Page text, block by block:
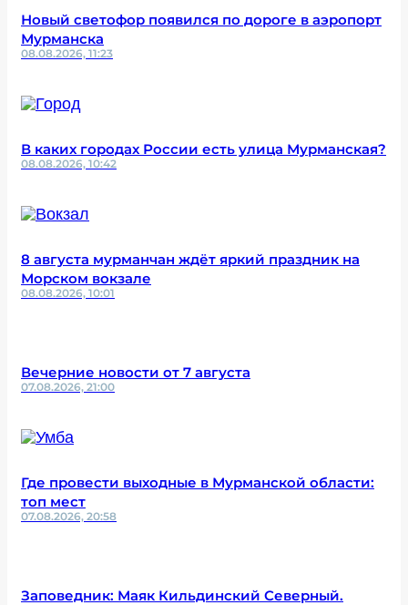
Новый светофор появился по дороге в аэропорт
Мурманска
08.08.2026, 11:23
В каких городах России есть улица Мурманская?
08.08.2026, 10:42
8 августа мурманчан ждёт яркий праздник на
Морском вокзале
08.08.2026, 10:01
Вечерние новости от 7 августа
07.08.2026, 21:00
Где провести выходные в Мурманской области:
топ мест
07.08.2026, 20:58
Заповедник: Маяк Кильдинский Северный.